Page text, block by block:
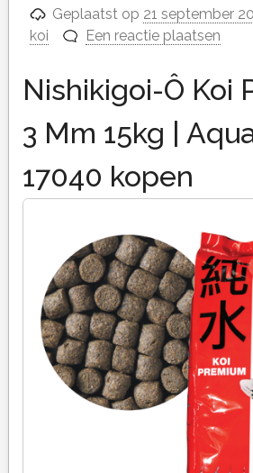
Geplaatst op 21 september
koi
Een reactie plaatsen
Nishikigoi-Ô Koi
3 Mm 15kg |
17040 kopen